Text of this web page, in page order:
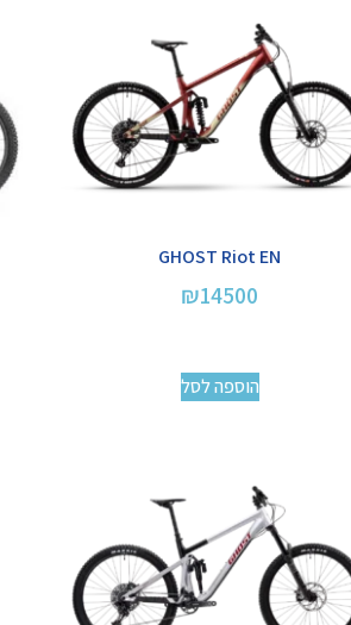
GHOST Riot EN
₪14500
הוספה לסל